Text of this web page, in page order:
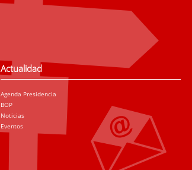
Actualidad
Agenda Presidencia
BOP
Noticias
Eventos